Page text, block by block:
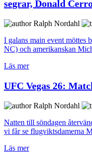
segrar, Donald
Ralph Nordahl
I galans main event möttes
NC) och amerikanskan
Läs mer
UFC Vegas 26:
Ralph Nordahl
Natten till söndagen
vi får se flugviktsdamerna
Läs mer